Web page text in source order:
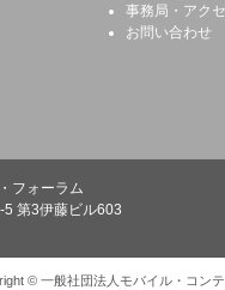
事務局・アク
お問い合わせ
フォーラム
第3伊藤ビル603
© 一般社団法人モバイル・コン